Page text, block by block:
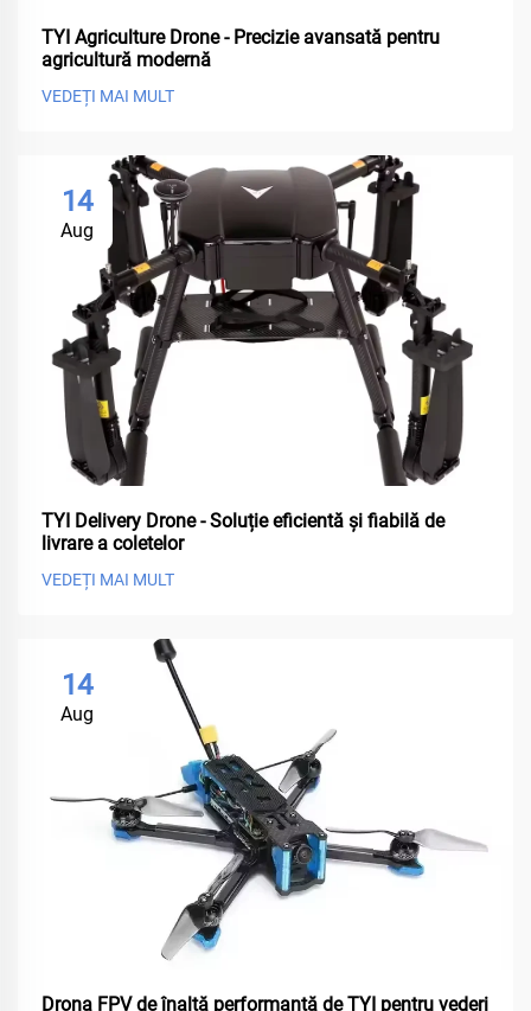
TYI Agriculture Drone - Precizie avansată pentru
agricultură modernă
VEDEȚI MAI MULT
14
Aug
TYI Delivery Drone - Soluție eficientă și fiabilă de
livrare a coletelor
VEDEȚI MAI MULT
14
Aug
Drona FPV de înaltă performanță de TYI pentru vederi